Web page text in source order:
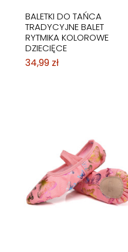
BALETKI DO TAŃCA
TRADYCYJNE BALET
RYTMIKA KOLOROWE
DZIECIĘCE
34,99 zł